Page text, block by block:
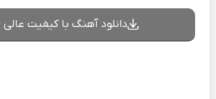
دانلود آهنگ با کیفیت عالی 320